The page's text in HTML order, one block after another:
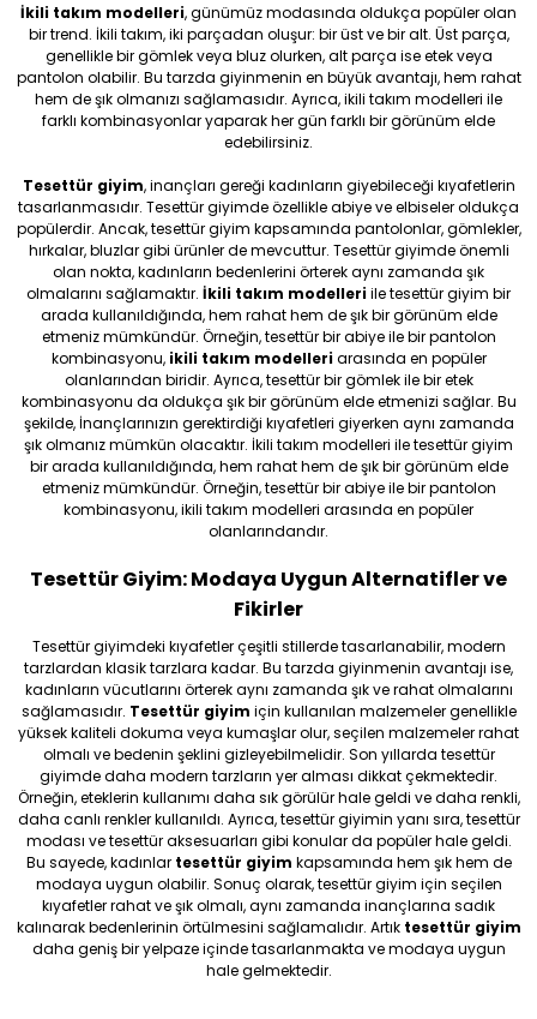
İkili takım modelleri, günümüz modasında oldukça popüler olan
bir trend. İkili takım, iki parçadan oluşur: bir üst ve bir alt. Üst parça,
genellikle bir gömlek veya bluz olurken, alt parça ise etek veya
pantolon olabilir. Bu tarzda giyinmenin en büyük avantajı, hem rahat
hem de şık olmanızı sağlamasıdır. Ayrıca, ikili takım modelleri ile
farklı kombinasyonlar yaparak her gün farklı bir görünüm elde
edebilirsiniz.
Tesettür giyim, inançları gereği kadınların giyebileceği kıyafetlerin
tasarlanmasıdır. Tesettür giyimde özellikle abiye ve elbiseler oldukça
popülerdir. Ancak, tesettür giyim kapsamında pantolonlar, gömlekler,
hırkalar, bluzlar gibi ürünler de mevcuttur. Tesettür giyimde önemli
olan nokta, kadınların bedenlerini örterek aynı zamanda şık
olmalarını sağlamaktır. İkili takım modelleriile tesettür giyim bir
arada kullanıldığında, hem rahat hem de şık bir görünüm elde
etmeniz mümkündür. Örneğin, tesettür bir abiye ile bir pantolon
kombinasyonu, ikili takım modelleriarasında en popüler
olanlarından biridir. Ayrıca, tesettür bir gömlek ile bir etek
kombinasyonu da oldukça şık bir görünüm elde etmenizi sağlar. Bu
şekilde, İnançlarınızın gerektirdiği kıyafetleri giyerken aynı zamanda
şık olmanız mümkün olacaktır. İkili takım modelleri ile tesettür giyim
bir arada kullanıldığında, hem rahat hem de şık bir görünüm elde
etmeniz mümkündür. Örneğin, tesettür bir abiye ile bir pantolon
kombinasyonu, ikili takım modelleri arasında en popüler
olanlarındandır.
Tesettür Giyim: Modaya Uygun Alternatifler ve
Fikirler
Tesettür giyimdeki kıyafetler çeşitli stillerde tasarlanabilir, modern
tarzlardan klasik tarzlara kadar. Bu tarzda giyinmenin avantajı ise,
kadınların vücutlarını örterek aynı zamanda şık ve rahat olmalarını
sağlamasıdır. Tesettür giyim için kullanılan malzemeler genellikle
yüksek kaliteli dokuma veya kumaşlar olur, seçilen malzemeler rahat
olmalı ve bedenin şeklini gizleyebilmelidir. Son yıllarda tesettür
giyimde daha modern tarzların yer alması dikkat çekmektedir.
Örneğin, eteklerin kullanımı daha sık görülür hale geldi ve daha renkli,
daha canlı renkler kullanıldı. Ayrıca, tesettür giyimin yanı sıra, tesettür
modası ve tesettür aksesuarları gibi konular da popüler hale geldi.
Bu sayede, kadınlar tesettür giyim kapsamında hem şık hem de
modaya uygun olabilir. Sonuç olarak, tesettür giyim için seçilen
kıyafetler rahat ve şık olmalı, aynı zamanda inançlarına sadık
kalınarak bedenlerinin örtülmesini sağlamalıdır. Artık tesettür giyim
daha geniş bir yelpaze içinde tasarlanmakta ve modaya uygun
hale gelmektedir.